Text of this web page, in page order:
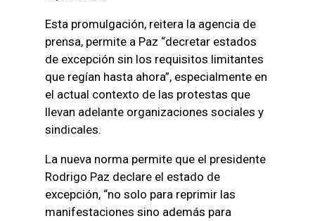
Esta promulgación, reitera la agencia de
prensa, permite a Paz “decretar estados
de excepción sin los requisitos limitantes
que regían hasta ahora”, especialmente en
el actual contexto de las protestas que
llevan adelante organizaciones sociales y
sindicales.
La nueva norma permite que el presidente
Rodrigo Paz declare el estado de
excepción, “no solo para reprimir las
manifestaciones sino además para